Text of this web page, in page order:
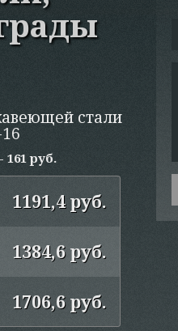
стали
161 руб.
1191,4 руб.
1384,6 руб.
1706,6 руб.